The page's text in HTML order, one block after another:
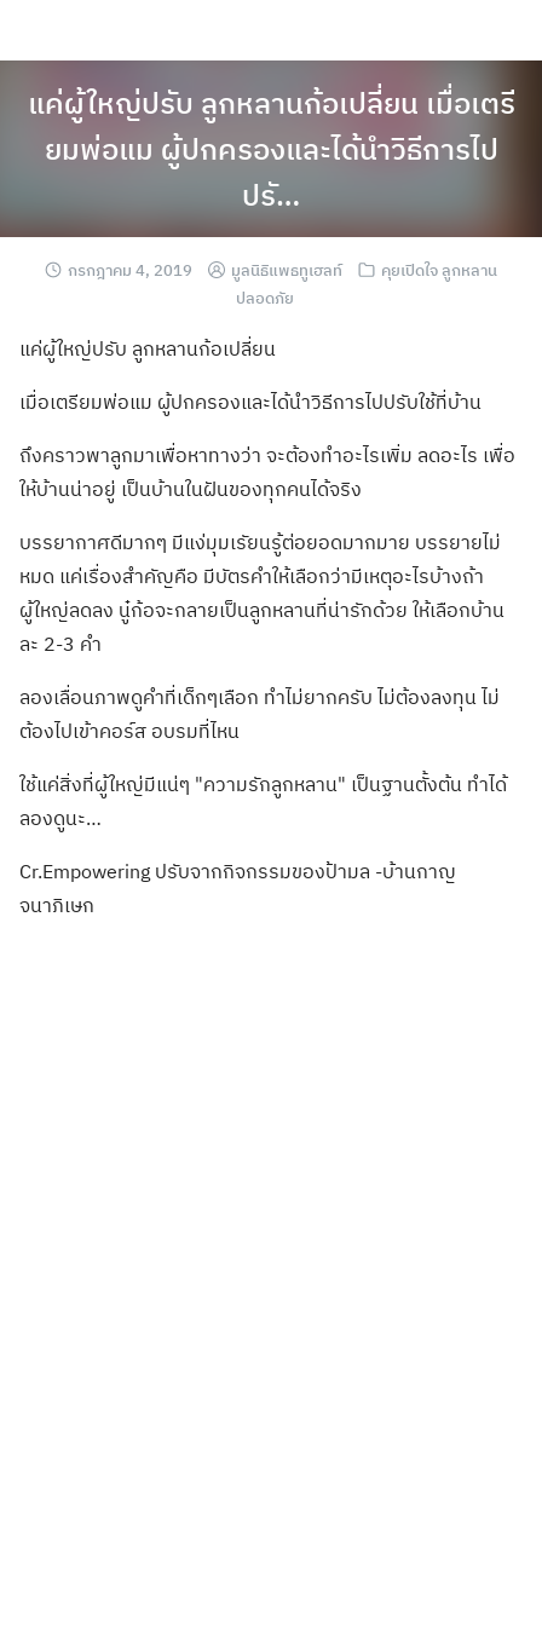
แค่ผู้ใหญ่ปรับ ลูกหลานก้อเปลี่ยน เมื่อเตรี
ยมพ่อแม ผู้ปกครองและได้นำวิธีการไป
ปรั…
กรกฎาคม 4, 2019 มูลนิธิแพธทูเฮลท์
คุยเปิดใจ ลูกหลาน
ปลอดภัย
แค่ผู้ใหญ่ปรับ ลูกหลานก้อเปลี่ยน
เมื่อเตรียมพ่อแม ผู้ปกครองและได้นำวิธีการไปปรับใช้ที่บ้าน
ถึงคราวพาลูกมาเพื่อหาทางว่า จะต้องทำอะไรเพิ่ม ลดอะไร เพื่อ
ให้บ้านน่าอยู่ เป็นบ้านในฝันของทุกคนได้จริง
บรรยากาศดีมากๆ มีแง่มุมเรัยนรู้ต่อยอดมากมาย บรรยายไม่
หมด แค่เรื่องสำคัญคือ มีบัตรคำให้เลือกว่ามีเหตุอะไรบ้างถ้า
ผู้ใหญ่ลดลง นู๋ก้อจะกลายเป็นลูกหลานที่น่ารักด้วย ให้เลือกบ้าน
ละ 2-3 คำ
ลองเลื่อนภาพดูคำที่เด็กๆเลือก ทำไม่ยากครับ ไม่ต้องลงทุน ไม่
ต้องไปเข้าคอร์ส อบรมที่ไหน
ใช้แค่สิ่งที่ผู้ใหญ่มีแน่ๆ "ความรักลูกหลาน" เป็นฐานตั้งต้น ทำได้
ลองดูนะ…
Cr.Empowering ปรับจากกิจกรรมของป้ามล -บ้านกาญ
จนาภิเษก